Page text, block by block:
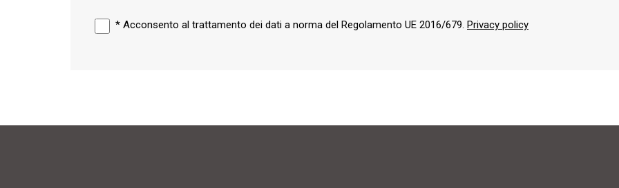
* Acconsento al trattamento dei dati a norma del Regolamento UE 2016/679. Privacy policy